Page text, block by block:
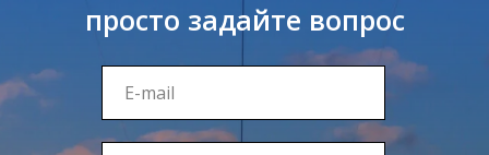
просто задайте вопрос